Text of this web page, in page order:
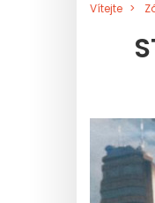
Vítejte